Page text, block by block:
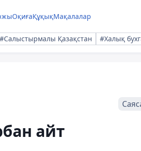
ОқиғаҚұқықМақалалар
#Салыстырмалы Қазақстан #Халық
айт